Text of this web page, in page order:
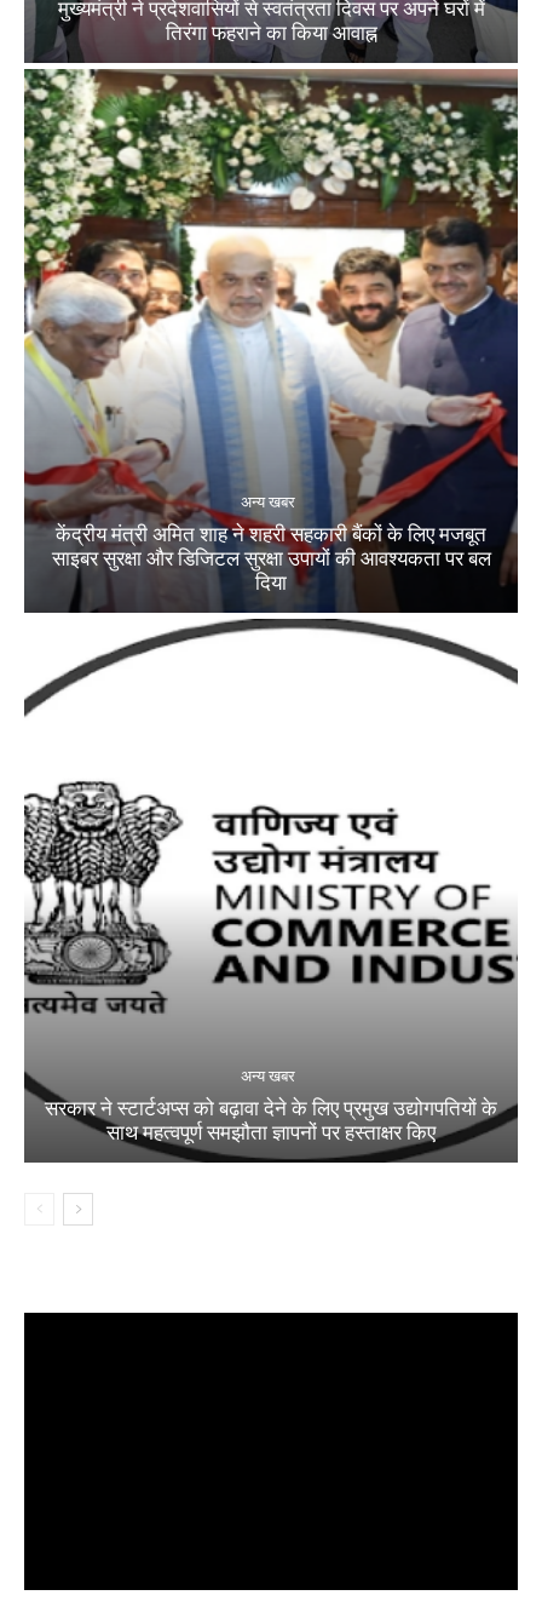
मुख्यमंत्री ने प्रदेशवासियों से स्वतंत्रता दिवस पर अपने घरों में
तिरंगा फहराने का किया आवाह्न
अन्य खबर
केंद्रीय मंत्री अमित शाह ने शहरी सहकारी बैंकों के लिए मजबूत
साइबर सुरक्षा और डिजिटल सुरक्षा उपायों की आवश्यकता पर बल
दिया
अन्य खबर
सरकार ने स्टार्टअप्‍स को बढ़ावा देने के लिए प्रमुख उद्योगपतियों के
साथ महत्‍वपूर्ण समझौता ज्ञापनों पर हस्‍ताक्षर किए